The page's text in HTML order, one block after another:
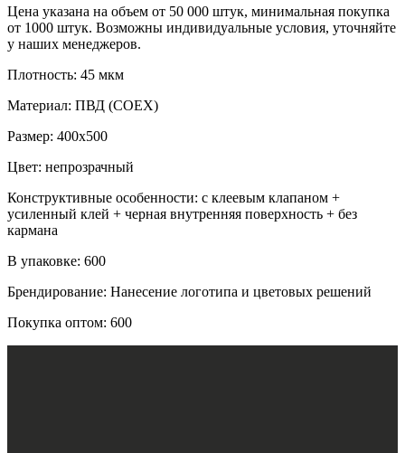
Цена указана на объем от 50 000 штук, минимальная покупка
от 1000 штук. Возможны индивидуальные условия, уточняйте
у наших менеджеров.
Плотность: 45 мкм
Материал: ПВД (COEX)
Размер: 400х500
Цвет: непрозрачный
Конструктивные особенности: с клеевым клапаном +
усиленный клей + черная внутренняя поверхность + без
кармана
В упаковке: 600
Брендирование: Нанесение логотипа и цветовых решений
Покупка оптом: 600